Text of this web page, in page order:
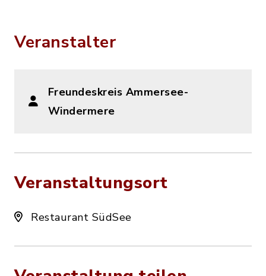
Veranstalter
Freundeskreis Ammersee-
Windermere
Veranstaltungsort
Restaurant SüdSee